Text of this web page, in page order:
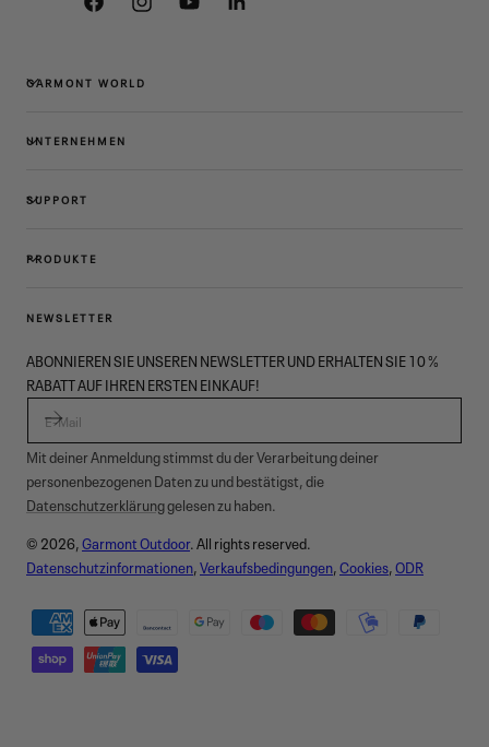
FacebookInstagramYouTubeLinkedin
GARMONT WORLD
UNTERNEHMEN
SUPPORT
PRODUKTE
NEWSLETTER
ABONNIEREN SIE UNSEREN NEWSLETTER UND ERHALTEN SIE 10 %
RABATT AUF IHREN ERSTEN EINKAUF!
Mit deiner Anmeldung stimmst du der Verarbeitung deiner
personenbezogenen Daten zu und bestätigst, die
Datenschutzerklärunggelesen zu haben.
© 2026,Garmont Outdoor. All rights reserved.
Datenschutzinformationen,Verkaufsbedingungen,Cookies,ODR
Zahlungsmethoden